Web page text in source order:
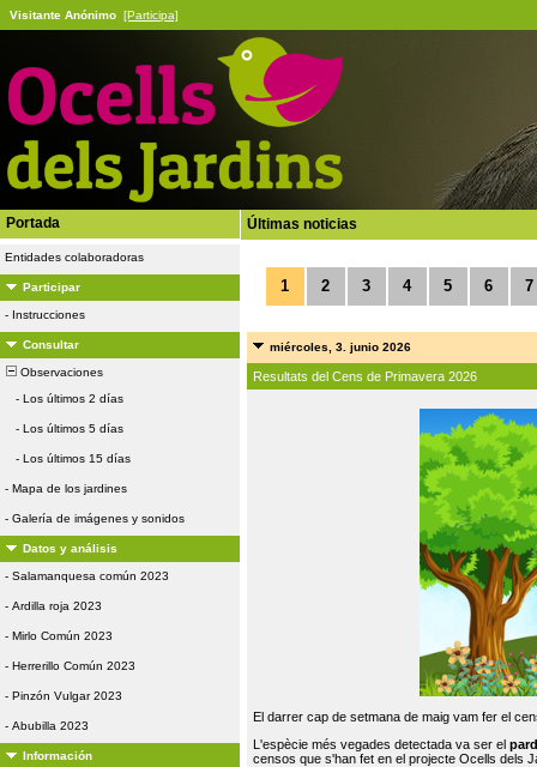
Visitante Anónimo [Participa]
Portada
Entidades colaboradoras
Participar
- Instrucciones
Consultar
Observaciones
- Los últimos 2 días
- Los últimos 5 días
- Los últimos 15 días
- Mapa de los jardines
- Galería de imágenes y sonidos
Datos y análisis
- Salamanquesa común 2023
- Ardilla roja 2023
- Mirlo Común 2023
- Herrerillo Común 2023
- Pinzón Vulgar 2023
- Abubilla 2023
Información
Últimas noticias
1 2 3 4 5 6 7
miércoles, 3. junio 2026
Resultats del Cens de Primavera 2026
El darrer cap de setmana de maig vam fer el
L'espècie més vegades detectada va ser el
censos que s'han fet en el projecte Ocells dels